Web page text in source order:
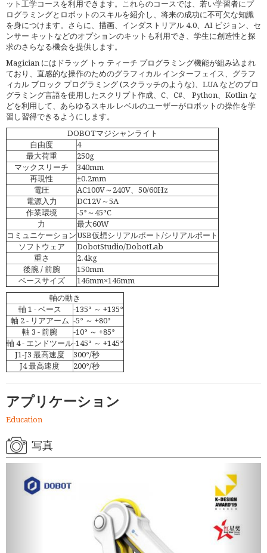
ット工学コースを利用できます。これらのコースでは、若い学習者にプ
ログラミングとロボットのスキルを紹介し、将来の成功に不可欠な知識
を身につけます。さらに、描画、インダストリアル 4.0、AI ビジョン、セ
ンサー キットなどのオプションのキットも利用でき、学生に創造性と探
求のさらなる機会を提供します。
Magician にはドラッグ トゥ ティーチ プログラミング機能が組み込まれ
ており、直感的な操作のためのグラフィカル インターフェイス、グラフ
ィカル ブロック プログラミング (スクラッチのような)、LUA などのプロ
グラミング言語を使用したスクリプト作成、C、C#、 Python、Kotlin な
どを利用して、あらゆるスキル レベルのユーザーがロボットの操作を学
習し習得できるようにします。
DOBOTマジシャンライト
自由度
4
最大荷重
250g
マックスリーチ
340mm
再現性
±0.2mm
電圧
AC100V～240V、50/60Hz
電源入力
DC12V～5A
作業環境
-5°～45°C
力
最大60W
コミュニケーションUSB仮想シリアルポート/シリアルポート
ソフトウェア
DobotStudio/DobotLab
重さ
2.4kg
後腕 / 前腕
150mm
ベースサイズ
146mm×146mm
軸の動き
軸 1 - ベース
-135° ～ +135°
軸 2 - リアアーム -5° ～ +80°
軸 3 - 前腕
-10° ～ +85°
軸 4 - エンドツール-145° ～ +145°
J1-J3 最高速度
300°/秒
J4 最高速度
200°/秒
アプリケーション
Education
写真